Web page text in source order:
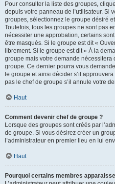
Pour consulter la liste des groupes,
depuis votre panneau de l’utilisateur. Si
groupes, sélectionnez le groupe désiré
Toutefois, tous les groupes ne sont pas
nécessiter une approbation, certains
être masqués. Si le groupe est dit «
librement. Si le groupe est dit « À la
groupe mais votre demande nécessitera
groupe. Ce dernier pourra vous
le groupe et ainsi décider s’il
pas le chef de groupe s’il annule votre
Haut
Comment devenir chef de groupe ?
Lorsque des groupes sont créés par
de groupe. Si vous désirez créer un
l’administrateur en premier lieu en lui
Haut
Pourquoi certains membres